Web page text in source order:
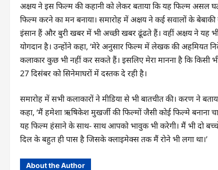
अक्षय ने इस फिल्म की कहानी को लेकर बताया कि यह फिल्म असल
फिल्म करने का मन बनाया। समारोह में अक्षय ने कई सवालों के
इंसान हैं और बुरी खबर में भी अच्छी खबर ढूंढते हैं। वहीं अक्षय ने यह
योगदान है। उन्होंने कहा, ‘मेरे अनुसार फिल्म में लेखक की अहमियत
कलाकार कुछ भी नहीं कर सकते हैं। इसलिए मेरा मानना है कि किसी
27 दिसंबर को सिनेमाघरों में दस्तक दे रही है।
समारोह में सभी कलाकारों ने मीडिया से भी बातचीत की। करण ने
कहा, ‘मैं हमेशा ऋषिकेश मुखर्जी की फिल्मों जैसी कोई फिल्मे बनाना
यह फिल्म हंसाने के साथ- साथ आपको भावुक भी करेगी। मैं भी दो
दिल के बहुत ही पास है जिसके क्लाइमेक्स तक मैं रोने भी लगा था।’
About the Author